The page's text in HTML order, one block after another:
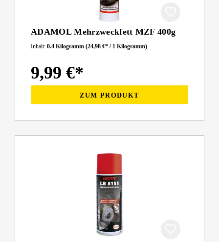
ADAMOL Mehrzweckfett MZF 400g
Inhalt: 0.4 Kilogramm (24,98 €* / 1 Kilogramm)
9,99 €*
ZUM PRODUKT